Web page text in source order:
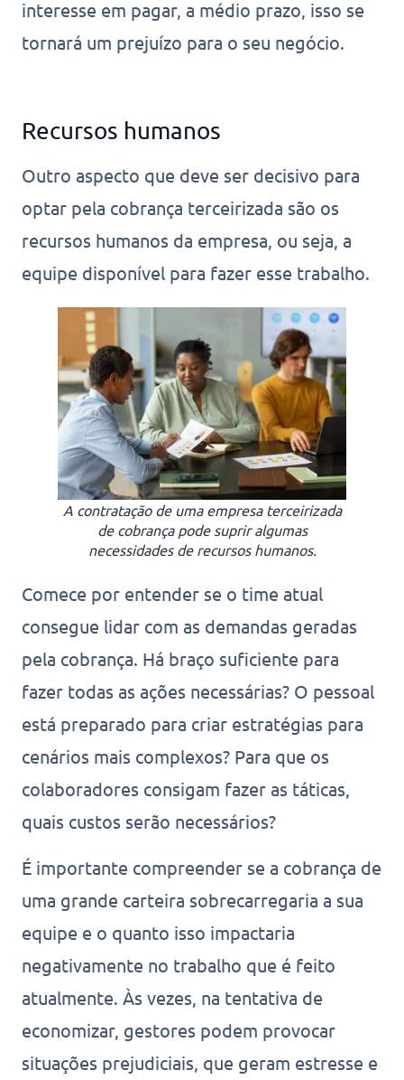
interesse em pagar, a médio prazo, isso se
tornará um prejuízo para o seu negócio.
Recursos humanos
Outro aspecto que deve ser decisivo para
optar pela cobrança terceirizada são os
recursos humanos da empresa, ou seja, a
equipe disponível para fazer esse trabalho.
A contratação de uma empresa terceirizada
de cobrança pode suprir algumas
necessidades de recursos humanos.
Comece por entender se o time atual
consegue lidar com as demandas geradas
pela cobrança. Há braço suficiente para
fazer todas as ações necessárias? O pessoal
está preparado para criar estratégias para
cenários mais complexos? Para que os
colaboradores consigam fazer as táticas,
quais custos serão necessários?
É importante compreender se a cobrança de
uma grande carteira sobrecarregaria a sua
equipe e o quanto isso impactaria
negativamente no trabalho que é feito
atualmente. Às vezes, na tentativa de
economizar, gestores podem provocar
situações prejudiciais, que geram estresse e